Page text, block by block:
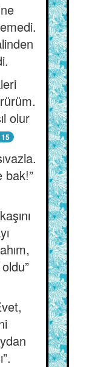
olur
bak!”